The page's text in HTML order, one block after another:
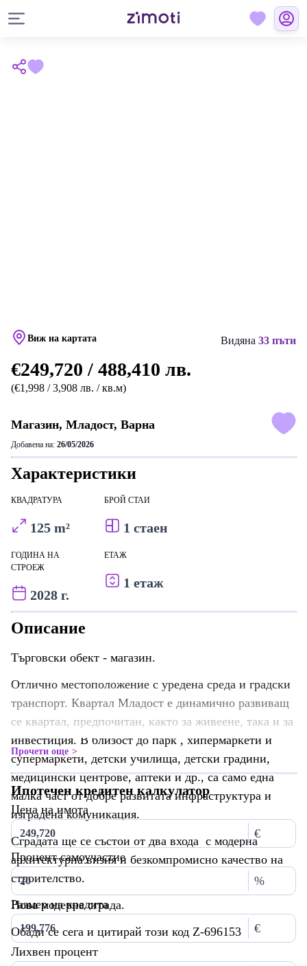
Виж на картата Видяна 33 пъти
€249,720 / 488,410 лв.
(€1,998 / 3,908 лв. / кв.м)
Магазин, Младост, Варна
Добавена на: 26/05/2026
Характеристики
КВАДРАТУРА
125 m²
БРОЙ СТАИ
1 стаен
ГОДИНА НА
СТРОЕЖ
2028 г.
ЕТАЖ
1 етаж
Описание
Търговски обект - магазин.
Отлично местоположение с уредена среда и градски
транспорт. Квартал Младост е динамично развиващ
се квартал, предпочитан, както за живеене, така и за
инвестиция. В близост до парк , хипермаркети и
супермаркети, детски училища, детски градини,
медицински центрове, аптеки и др., са само една
малка част от добре развитата инфраструктура и
изградена комуникация.
Сградата ще се състои от два входа с модерна
архитектурна визия и безкомпромисно качество на
строителство.
Нова модерна сграда.
Обади се сега и цитирай този код Z-696153
Прочети още
Ипотечен кредитен калкулатор
Цена на имота
€
Процент самоучастие
%
Размер на кредита
€
Лихвен процент